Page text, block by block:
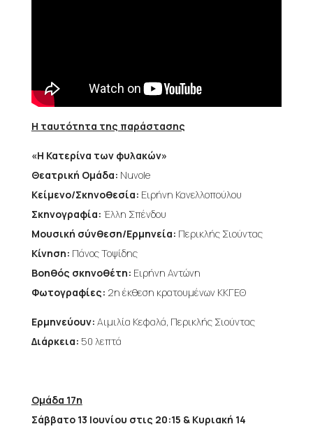
Η ταυτότητα της παράστασης
«Η Κατερίνα των φυλακών»
Θεατρική Ομάδα: Nuvole
Κείμενο/Σκηνοθεσία: Ειρήνη Κανελλοπούλου
Σκηνογραφία: Έλλη Σπένδου
Μουσική σύνθεση/Ερμηνεία: Περικλής Σιούντας
Κίνηση: Πάνος Τοψίδης
Βοηθός σκηνοθέτη: Ειρήνη Αντώνη
Φωτογραφίες: 2η έκθεση κρατουμένων ΚΚΓΕΘ
Ερμηνεύουν: Αιμιλία Κεφαλά, Περικλής Σιούντας
Διάρκεια: 50 λεπτά
Ομάδα 17η
Σάββατο 13 Ιουνίου στις 20:15 & Κυριακή 14